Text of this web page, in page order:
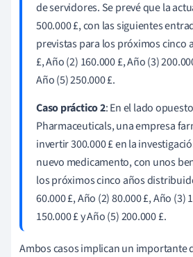
de servidores. Se prevé que la
500.000 £, con las siguientes
previstas para los próximos cinco
£, Año (2) 160.000 £, Año (3)
Año (5) 250.000 £.
Caso práctico 2: En el lado
Pharmaceuticals, una empresa
invertir 300.000 £ en la
nuevo medicamento, con unos
los próximos cinco años
60.000 £, Año (2) 80.000 £, Año (3)
150.000 £ y Año (5) 200.000 £.
Ambos casos implican un importante